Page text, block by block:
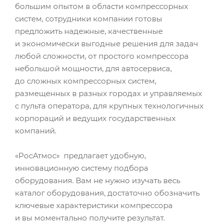
большим опытом в области компрессорных
систем, сотрудники компании готовы
предложить надежные, качественные
и экономически выгодные решения для задач
любой сложности, от простого компрессора
небольшой мощности, для автосервиса,
до сложных компрессорных систем,
размещенных в разных городах и управляемых
с пульта оператора, для крупных технологичных
корпораций и ведущих государственных
компаний.
«РосАтмос» предлагает удобную,
инновационную систему подбора
оборудования. Вам не нужно изучать весь
каталог оборудования, достаточно обозначить
ключевые характеристики компрессора
и вы моментально получите результат.